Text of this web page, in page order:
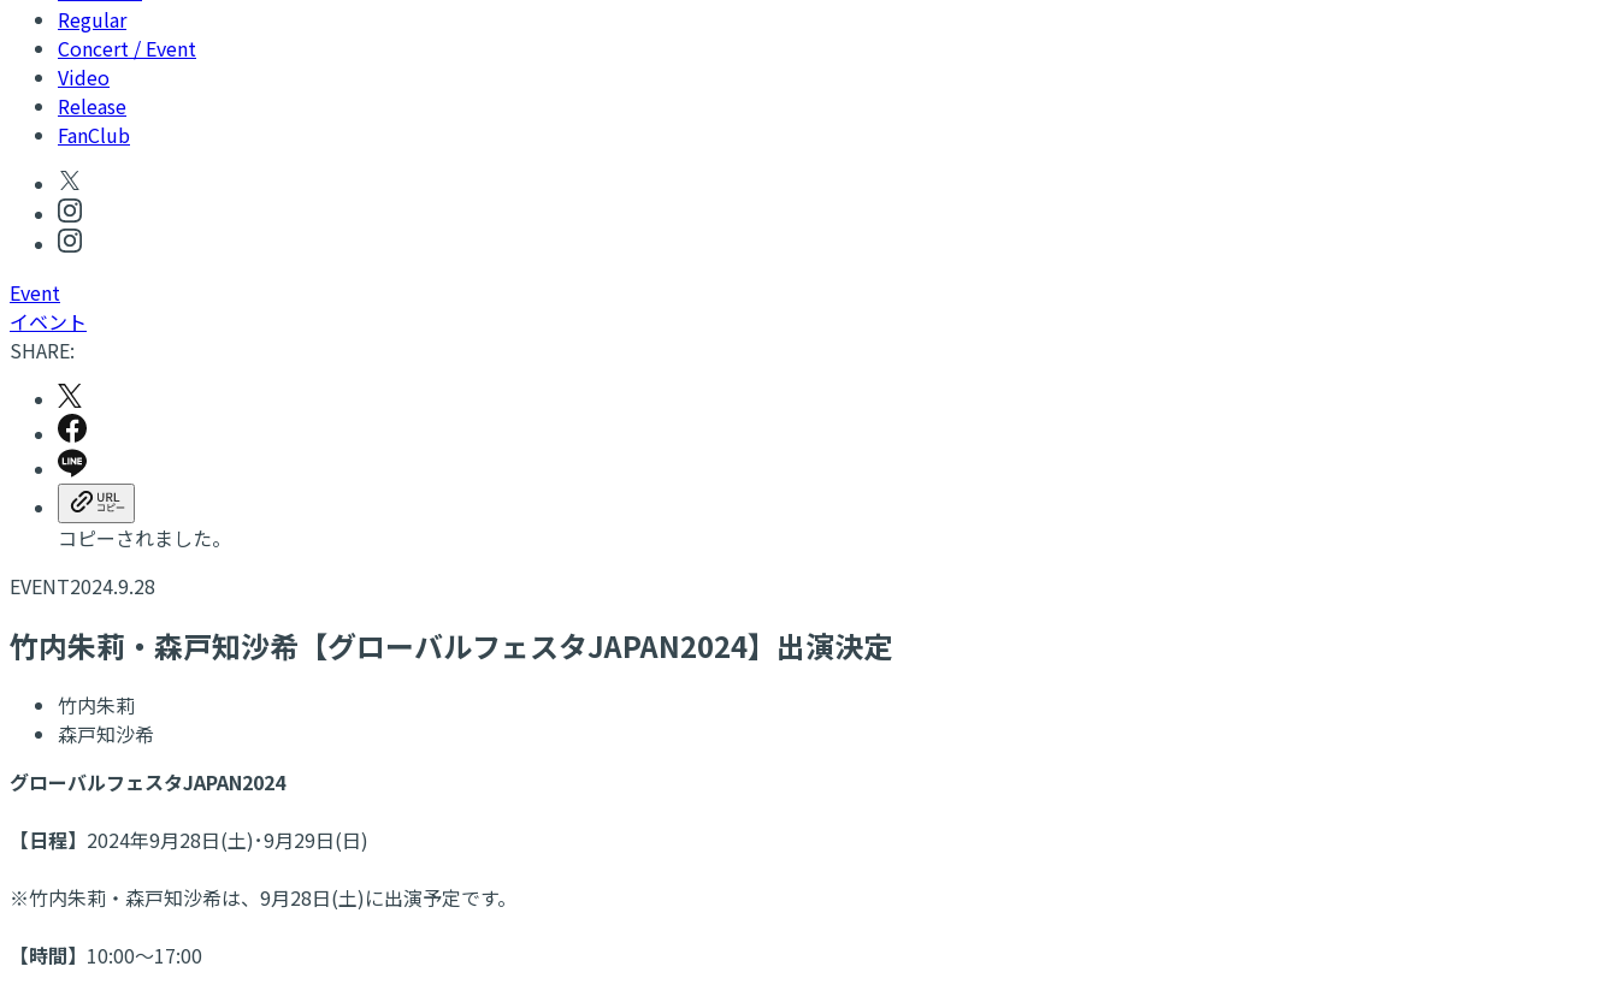
Regular
Concert / Event
Video
Release
FanClub
Event
イベント
SHARE:
コピーされました。
EVENT2024.9.28
​竹内朱莉・森戸知沙希【グローバルフェスタJAPAN2024】出演決定
竹内朱莉
森戸知沙希
グローバルフェスタJAPAN2024
【日程】 2024年9月28日(土)･9月29日(日)
※竹内朱莉・森戸知沙希は、9月28日(土)に出演予定です。
【時間】 10:00～17:00